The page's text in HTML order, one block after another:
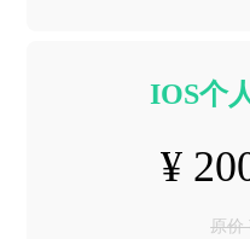
IOS个
¥
原价